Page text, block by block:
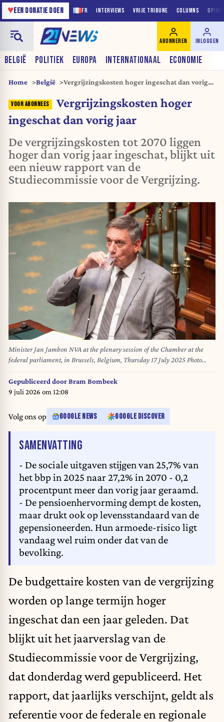
FR INTERVIEWS VRIJE TRIBUNE COLUMNS
♥EEN DONATIE DOEN
BELGIË POLITIEK EUROPA INTERNATIONAAL ECONOMIE
ABONNEREN INLOGGEN
Home België
Vergrijzingskosten hoger ingeschat dan vorig
Vergrijzingskosten hoger
ingeschat dan vorig jaar
De vergrijzingskosten tot 2070 liggen
hoger dan vorig jaar ingeschat, blijkt uit
een nieuw rapport van de
Studiecommissie voor de Vergrijzing.
Minister Jan Jambon NVA at the plenary session of the Chamber at the
federal parliament, in Brussels, Belgium, Thursday 17 July 2025 Photo
Werner Lerooy
Gepubliceerd doorBram Bombeek
9 juli 2026 om 12:08
Volg ons op GOOGLE NEWS GOOGLE DISCOVER
SAMENVATTING
- De sociale uitgaven stijgen van 25,7% van
het bbp in 2025 naar 27,2% in 2070 - 0,2
procentpunt meer dan vorig jaar geraamd.
- De pensioenhervorming dempt de kosten,
maar drukt ook op levensstandaard van de
gepensioneerden. Hun armoede-risico ligt
vandaag wel ruim onder dat van de
bevolking.
De budgettaire kosten van de vergrijzing
worden op lange termijn hoger
ingeschat dan een jaar geleden. Dat
blijkt uit het jaarverslag van de
Studiecommissie voor de Vergrijzing,
dat donderdag werd gepubliceerd. Het
rapport, dat jaarlijks verschijnt, geldt als
referentie voor de federale en regionale